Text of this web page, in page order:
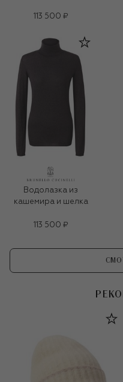
113 500 ₽
Водолазка из
кашемира и шелка
113 500 ₽